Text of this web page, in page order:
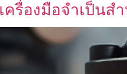
ครื่องมือจำเป็นส